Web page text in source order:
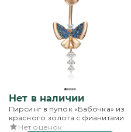
Нет в наличии
Пирсинг в пупок «Бабочка» из
красного золота с фианитами
Нет оценок